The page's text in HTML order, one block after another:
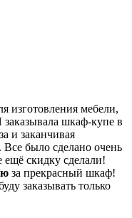
изготовления мебели,
шкаф-купе в
и заканчивая
было сделано очень
скидку сделали!
за прекрасный шкаф!
заказывать только